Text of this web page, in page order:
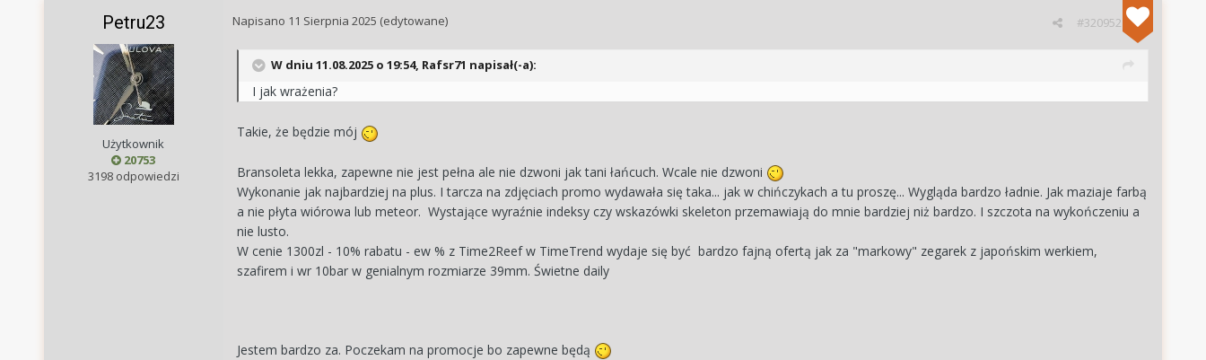
Petru23
Użytkownik
20753
3198 odpowiedzi
#320952
Napisano 11 Sierpnia 2025 (edytowane)
W dniu 11.08.2025 o 19:54, Rafsr71 napisał(-a):
I jak wrażenia?
Takie, że będzie mój
Bransoleta lekka, zapewne nie jest pełna ale nie dzwoni jak tani łańcuch. Wcale nie dzwoni
Wykonanie jak najbardziej na plus. I tarcza na zdjęciach promo wydawała się taka... jak w chińczykach a tu proszę... Wygląda bardzo ładnie. Jak maziaje farbą
a nie płyta wiórowa lub meteor. Wystające wyraźnie indeksy czy wskazówki skeleton przemawiają do mnie bardziej niż bardzo. I szczota na wykończeniu a
nie lusto.
W cenie 1300zl - 10% rabatu - ew % z Time2Reef w TimeTrend wydaje się być bardzo fajną ofertą jak za "markowy" zegarek z japońskim werkiem,
szafirem i wr 10bar w genialnym rozmiarze 39mm. Świetne daily
Jestem bardzo za. Poczekam na promocje bo zapewne będą